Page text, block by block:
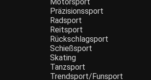
Präzisionssport
Radsport
Reitsport
Rückschlagsport
Schießsport
Skating
Tanzsport
Trendsport/Funsport